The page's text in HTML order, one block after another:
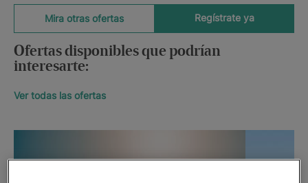
Regístrate ya
Mira otras ofertas
Ofertas disponibles que podrían
interesarte:
Ver todas las ofertas